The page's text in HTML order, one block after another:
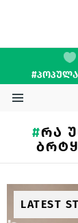
ᲠᲐ
LATEST